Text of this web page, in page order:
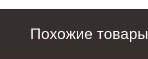
Похожие товары